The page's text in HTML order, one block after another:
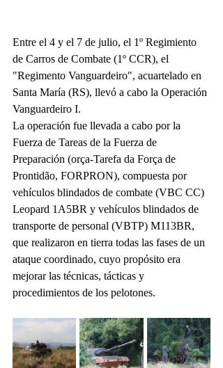
Entre el 4 y el 7 de julio, el 1º Regimiento
de Carros de Combate (1º CCR), el
"Regimento Vanguardeiro", acuartelado en
Santa María (RS), llevó a cabo la Operación
Vanguardeiro I.
La operación fue llevada a cabo por la
Fuerza de Tareas de la Fuerza de
Preparación (orça-Tarefa da Força de
Prontidão, FORPRON), compuesta por
vehículos blindados de combate (VBC CC)
Leopard 1A5BR y vehículos blindados de
transporte de personal (VBTP) M113BR,
que realizaron en tierra todas las fases de un
ataque coordinado, cuyo propósito era
mejorar las técnicas, tácticas y
procedimientos de los pelotones.